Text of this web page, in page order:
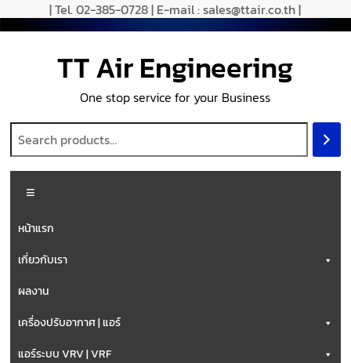
to
| Tel. 02-385-0728 | E-mail : sales@ttair.co.th |
TT Air Engineering
One stop service for your Business
หน้าแรก
เกี่ยวกับเรา
ผลงาน
เครื่องปรับอากาศ | แอร์
แอร์ระบบ VRV | VRF